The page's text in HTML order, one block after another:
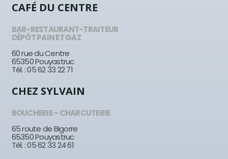
CAFÉ DU CENTRE
BAR-RESTAURANT-TRAITEUR
DÉPÔT PAIN ET GAZ
60 rue du Centre
65350 Pouyastruc
Tél. : 05 62 33 22 71
CHEZ SYLVAIN
BOUCHERIE – CHARCUTERIE
65 route de Bigorre
65350 Pouyastruc
Tél. : 05 62 33 24 61